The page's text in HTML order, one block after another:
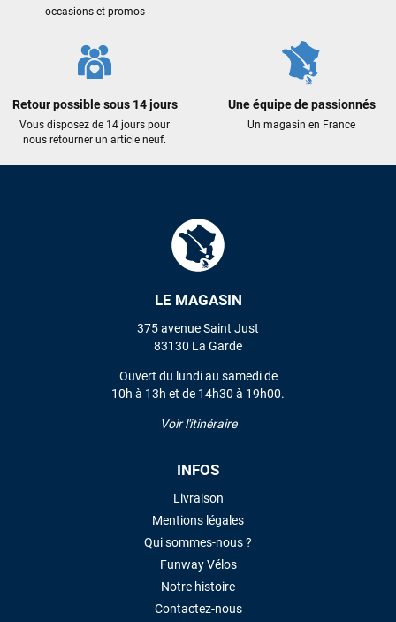
occasions et promos
Retour possible sous 14 jours
Vous disposez de 14 jours pour
nous retourner un article neuf.
Une équipe de passionnés
Un magasin en France
LE MAGASIN
375 avenue Saint Just
83130 La Garde
Ouvert du lundi au samedi de
10h à 13h et de 14h30 à 19h00.
Voir l'itinéraire
INFOS
Livraison
Mentions légales
Qui sommes-nous ?
Funway Vélos
Notre histoire
Contactez-nous
Maronui RICHMOND
il y a 3 mois
J'ai acheté une voile d'occasion depuis Tahiti. Super service.
Mauruuru roa.
LAISSER UN AVIS